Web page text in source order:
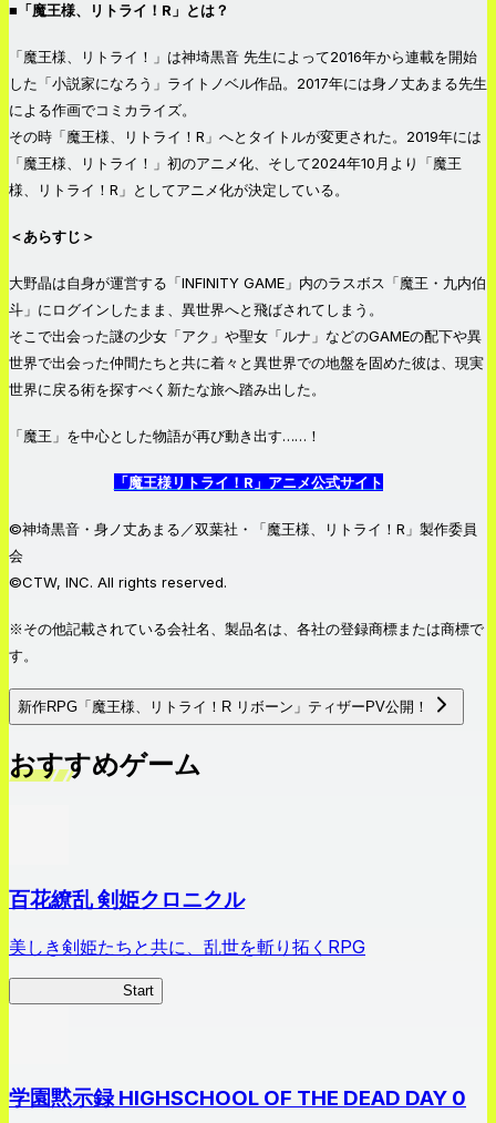
■「魔王様、リトライ！R」とは？
「魔王様、リトライ！」は神埼黒音 先生によって2016年から連載を開始
した「小説家になろう」ライトノベル作品。2017年には身ノ丈あまる先生
による作画でコミカライズ。
その時「魔王様、リトライ！R」へとタイトルが変更された。2019年には
「魔王様、リトライ！」初のアニメ化、そして2024年10月より「魔王
様、リトライ！R」としてアニメ化が決定している。
＜あらすじ＞
大野晶は自身が運営する「INFINITY GAME」内のラスボス「魔王・九内伯
斗」にログインしたまま、異世界へと飛ばされてしまう。
そこで出会った謎の少女「アク」や聖女「ルナ」などのGAMEの配下や異
世界で出会った仲間たちと共に着々と異世界での地盤を固めた彼は、現実
世界に戻る術を探すべく新たな旅へ踏み出した。
「魔王」を中心とした物語が再び動き出す……！
「魔王様リトライ！R」アニメ公式サイト
©︎神埼黒音・身ノ丈あまる／双葉社・「魔王様、リトライ！R」製作委員
会
©CTW, INC. All rights reserved.
※その他記載されている会社名、製品名は、各社の登録商標または商標で
す。
新作RPG「魔王様、リトライ！R リボーン」ティザーPV公開！
おすすめゲーム
百花繚乱 剣姫クロニクル
美しき剣姫たちと共に、乱世を斬り拓くRPG
Start
学園黙示録 HIGHSCHOOL OF THE DEAD DAY 0